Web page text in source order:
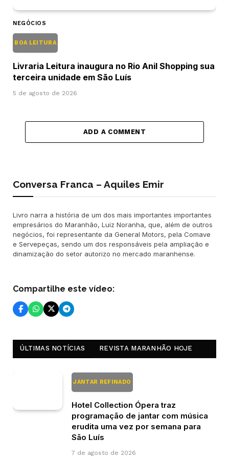
NEGÓCIOS
BOA LEITURA
Livraria Leitura inaugura no Rio Anil Shopping sua
terceira unidade em São Luís
5 de agosto de 2026
ADD A COMMENT
Conversa Franca – Aquiles Emir
Livro narra a história de um dos mais importantes importantes
empresários do Maranhão, Luiz Noranha, que, além de outros
negócios, foi representante da General Motors, pela Comave
e Servepeças, sendo um dos responsáveis pela ampliação e
dinamização do setor autorizo no mercado maranhense.
Compartilhe este vídeo:
ÚLTIMAS NOTÍCIAS REVISTA MARANHÃO HOJE
JANTAR REFINADO
Hotel Collection Ópera traz
programação de jantar com música
erudita uma vez por semana para
São Luís
7 de agosto de 2026